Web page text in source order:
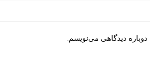
دیدگاهی می‌نویسم.